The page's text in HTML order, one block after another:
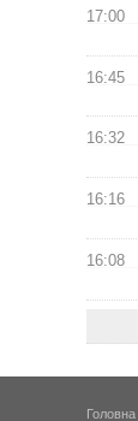
17:00
16:45
16:32
16:16
16:08
Головна